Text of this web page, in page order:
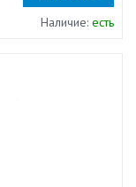
Наличие: есть